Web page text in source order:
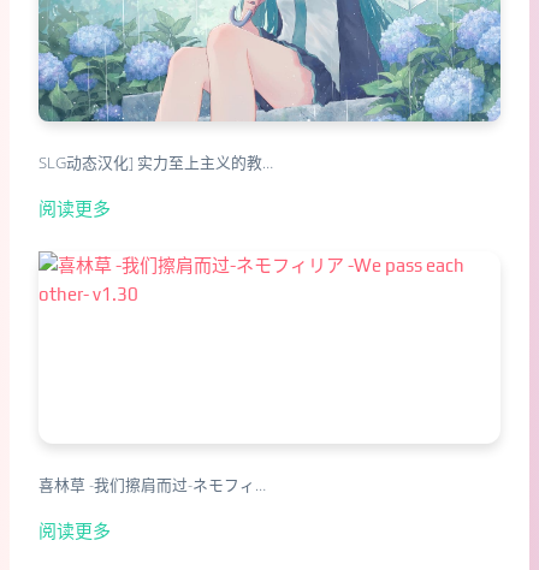
SLG动态汉化] 实力至上主义的教…
阅读更多
喜林草 -我们擦肩而过-ネモフィ…
阅读更多